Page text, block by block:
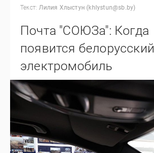
Текст: Лилия Хлыстун (khlystun@sb.by)
Почта "СОЮЗа": Когда
появится белорусский
электромобиль